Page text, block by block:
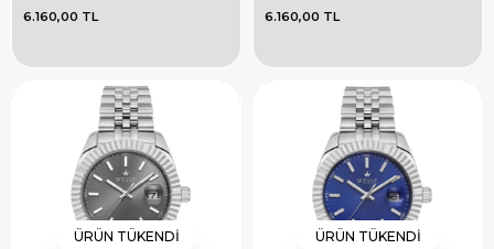
6.160,00 TL 6.160,00 TL
ÜRÜN TÜKENDI ÜRÜN TÜKENDI